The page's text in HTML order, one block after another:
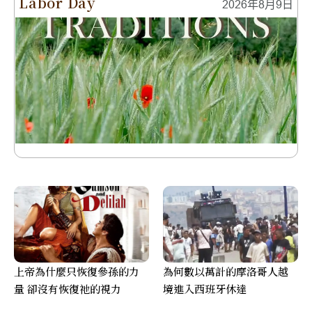
2026年8月9日
上帝為什麼只恢復參孫的力
量 卻沒有恢復祂的視力
為何數以萬計的摩洛哥人越
境進入西班牙休達